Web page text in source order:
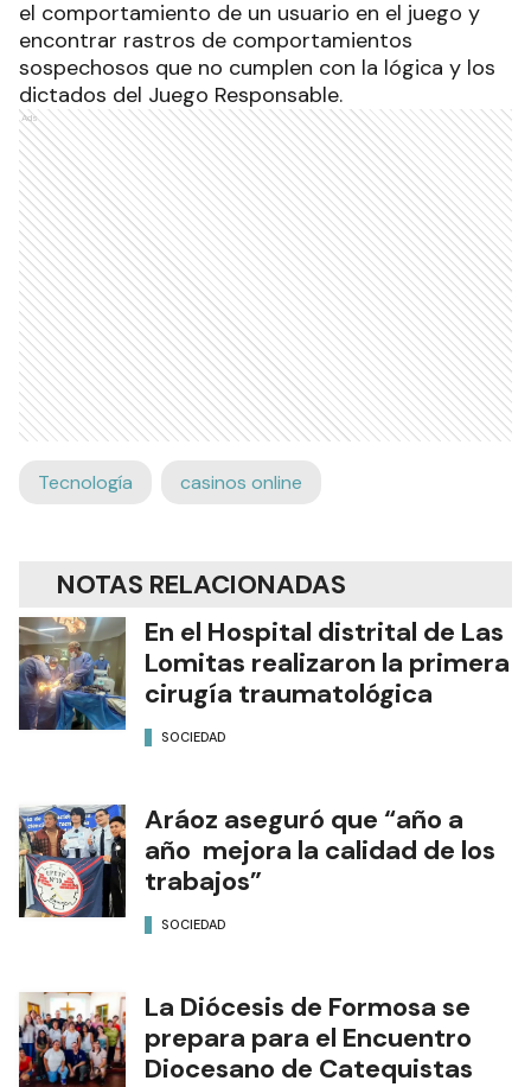
el comportamiento de un usuario en el juego y
encontrar rastros de comportamientos
sospechosos que no cumplen con la lógica y los
dictados del Juego Responsable.
Ads
Tecnología casinos online
NOTAS RELACIONADAS
En el Hospital distrital de Las
Lomitas realizaron la primera
cirugía traumatológica
SOCIEDAD
Aráoz aseguró que “año a
año mejora la calidad de los
trabajos”
SOCIEDAD
La Diócesis de Formosa se
prepara para el Encuentro
Diocesano de Catequistas